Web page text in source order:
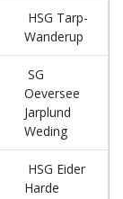
HSG Tarp-
Wanderup
SG
Oeversee
Jarplund
Weding
HSG Eider
Harde